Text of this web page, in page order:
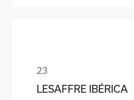
LESAFFRE IBÉRICA